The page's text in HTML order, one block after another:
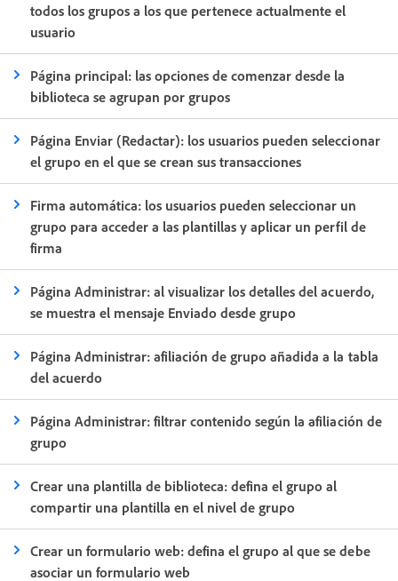
todos los grupos a los que pertenece actualmente el
usuario
Página principal: las opciones de comenzar desde la
biblioteca se agrupan por grupos
Página Enviar (Redactar): los usuarios pueden seleccionar
el grupo en el que se crean sus transacciones
Firma automática: los usuarios pueden seleccionar un
grupo para acceder a las plantillas y aplicar un perfil de
firma
Página Administrar: al visualizar los detalles del acuerdo,
se muestra el mensaje Enviado desde grupo
Página Administrar: afiliación de grupo añadida a la tabla
del acuerdo
Página Administrar: filtrar contenido según la afiliación de
grupo
Crear una plantilla de biblioteca: defina el grupo al
compartir una plantilla en el nivel de grupo
Crear un formulario web: defina el grupo al que se debe
asociar un formulario web